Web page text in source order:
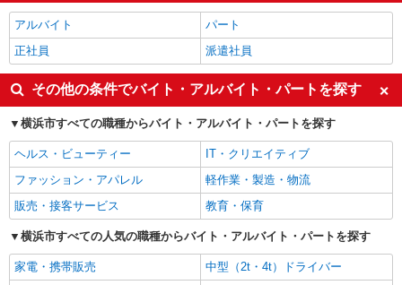
アルバイト
パート
正社員
派遣社員
その他の条件でバイト・アルバイト・パートを探す
横浜市すべての職種からバイト・アルバイト・パートを探す
ヘルス・ビューティー
IT・クリエイティブ
ファッション・アパレル
軽作業・製造・物流
販売・接客サービス
教育・保育
横浜市すべての人気の職種からバイト・アルバイト・パートを探す
家電・携帯販売
中型（2t・4t）ドライバー